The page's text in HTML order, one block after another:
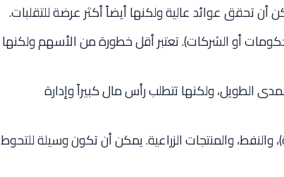
تحقق عوائد عالية ولكنها أيضاً أكثر عرضة للتقلبات.
أو الشركات). تعتبر أقل خطورة من الأسهم ولكنها
الطويل، ولكنها تتطلب رأس مال كبيراً وإدارة
والمنتجات الزراعية. يمكن أن تكون وسيلة للتحوط